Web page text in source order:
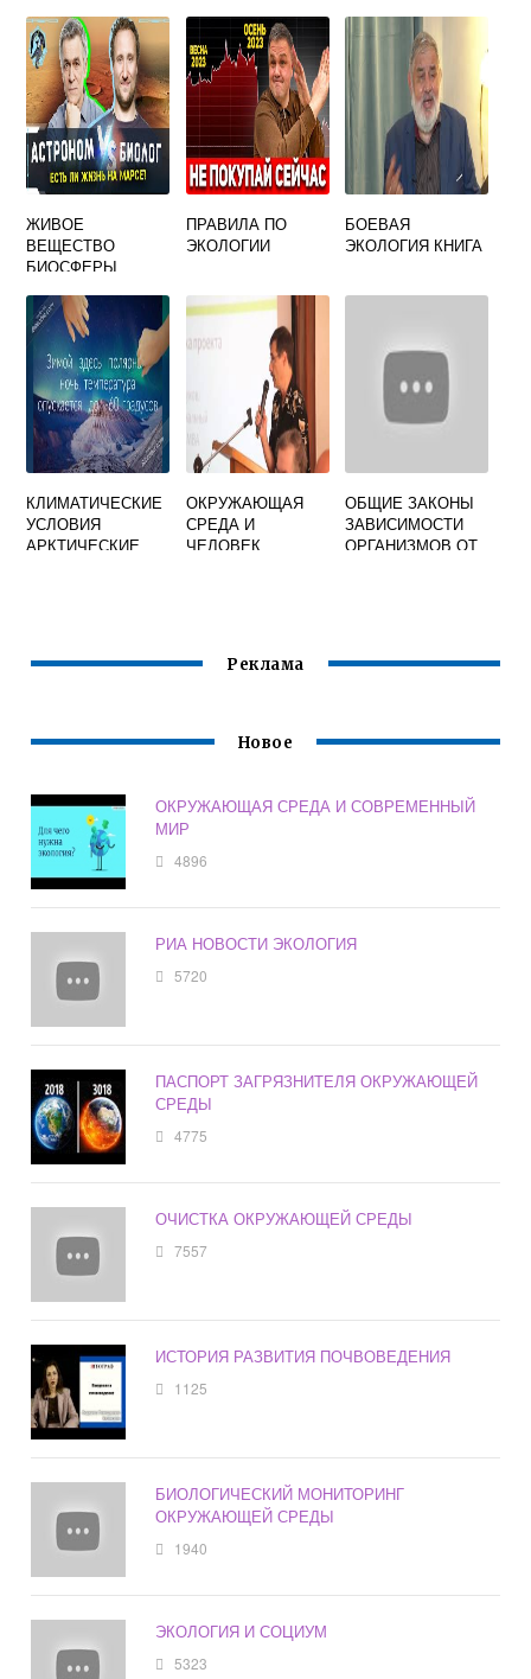
РАЗВИТИЯ
ЭКОЛОГИИ
ЖИВОЕ
ВЕЩЕСТВО
БИОСФЕРЫ
ТОЛЬКО
ПРАВИЛА ПО
ЭКОЛОГИИ
БОЕВАЯ
ЭКОЛОГИЯ КНИГА
КЛИМАТИЧЕСКИЕ
УСЛОВИЯ
АРКТИЧЕСКИЕ
ОКРУЖАЮЩАЯ
СРЕДА И
ЧЕЛОВЕК
ОБЩИЕ ЗАКОНЫ
ЗАВИСИМОСТИ
ОРГАНИЗМОВ ОТ
Реклама
Новое
ОКРУЖАЮЩАЯ СРЕДА И СОВРЕМЕННЫЙ
МИР
4896
РИА НОВОСТИ ЭКОЛОГИЯ
5720
ПАСПОРТ ЗАГРЯЗНИТЕЛЯ ОКРУЖАЮЩЕЙ
СРЕДЫ
4775
ОЧИСТКА ОКРУЖАЮЩЕЙ СРЕДЫ
7557
ИСТОРИЯ РАЗВИТИЯ ПОЧВОВЕДЕНИЯ
1125
БИОЛОГИЧЕСКИЙ МОНИТОРИНГ
ОКРУЖАЮЩЕЙ СРЕДЫ
1940
ЭКОЛОГИЯ И СОЦИУМ
5323